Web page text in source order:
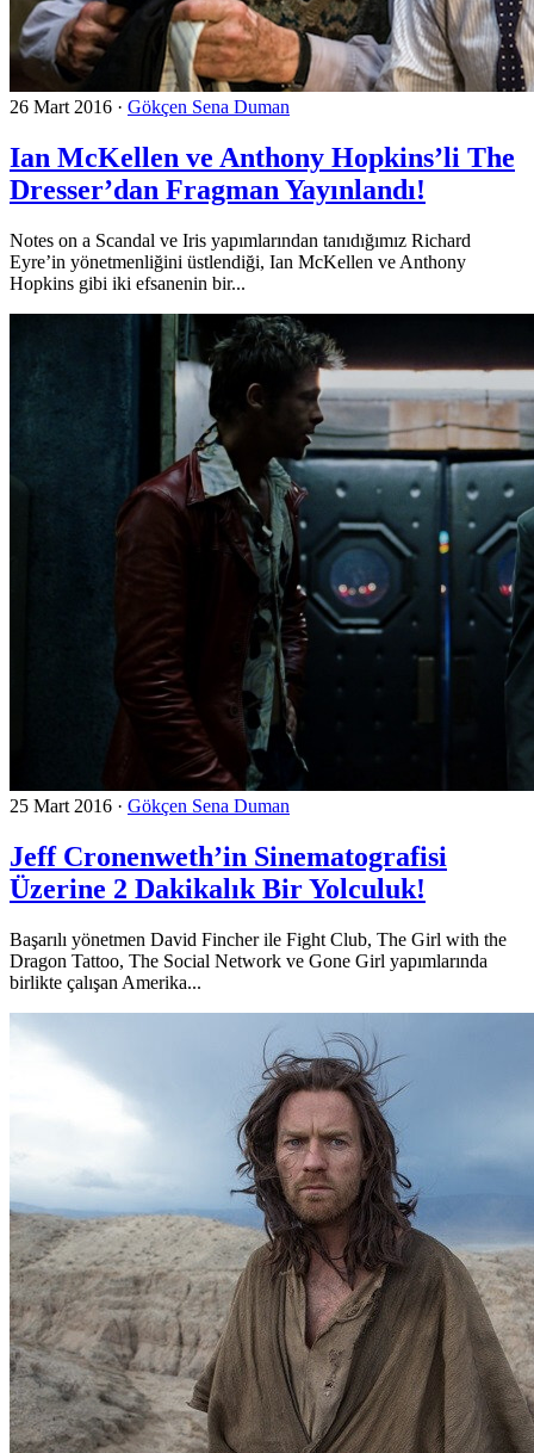
26 Mart 2016 · Gökçen Sena Duman
Ian McKellen ve Anthony Hopkins’li The
Dresser’dan Fragman Yayınlandı!
Notes on a Scandal ve Iris yapımlarından tanıdığımız Richard
Eyre’in yönetmenliğini üstlendiği, Ian McKellen ve Anthony
Hopkins gibi iki efsanenin bir...
25 Mart 2016 · Gökçen Sena Duman
Jeff Cronenweth’in Sinematografisi
Üzerine 2 Dakikalık Bir Yolculuk!
Başarılı yönetmen David Fincher ile Fight Club, The Girl with the
Dragon Tattoo, The Social Network ve Gone Girl yapımlarında
birlikte çalışan Amerika...